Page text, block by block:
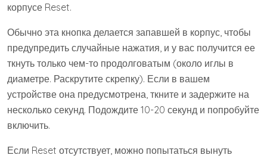
корпусе Reset.
Обычно эта кнопка делается запавшей в корпус, чтобы
предупредить случайные нажатия, и у вас получится ее
ткнуть только чем-то продолговатым (около иглы в
диаметре. Раскрутите скрепку). Если в вашем
устройстве она предусмотрена, ткните и задержите на
несколько секунд. Подождите 10-20 секунд и попробуйте
включить.
Если Reset отсутствует, можно попытаться вынуть